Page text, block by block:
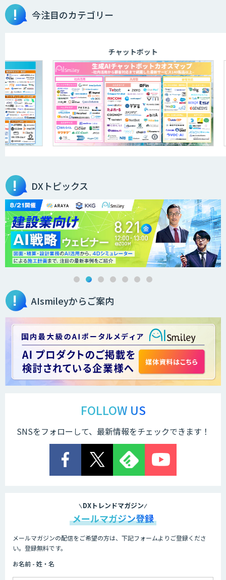
TDSEEye
APTOのAI受託開発
高性能・省電力を両立した小型AIゲート
ウェイ「ARTiGO A5000」
高性能 AI エンジン搭載エッジシステム
「VAB-5000」
３次元計測アプリRulerless
AIカメラ搭載ドライブレコーダー「VIA
LINE WORKS PaperOn
ス」
TIGEREYE AGENT
ービス
Asteria AIoT Suite｜Gravio – 画像認識
今注目のカテゴリー
チャットボット
DXトピックス
AIsmileyからご案内
FOLLOW US
SNSをフォローして、最新情報をチェックできます！
DXトレンドマガジン
メールマガジン登録
メールマガジンの配信をご希望の方は、下記フォームよりご登録くださ
い。登録無料です。
お名前 - 姓・名